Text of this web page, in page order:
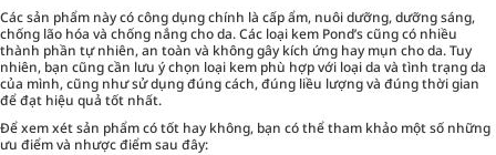
Các sản phẩm này có công dụng chính là cấp ẩm, nuôi dưỡng, dưỡng sáng,
chống lão hóa và chống nắng cho da. Các loại kem Pond’s cũng có nhiều
thành phần tự nhiên, an toàn và không gây kích ứng hay mụn cho da. Tuy
nhiên, bạn cũng cần lưu ý chọn loại kem phù hợp với loại da và tình trạng da
của mình, cũng như sử dụng đúng cách, đúng liều lượng và đúng thời gian
để đạt hiệu quả tốt nhất.
Để xem xét sản phẩm có tốt hay không, bạn có thể tham khảo một số những
ưu điểm và nhược điểm sau đây: